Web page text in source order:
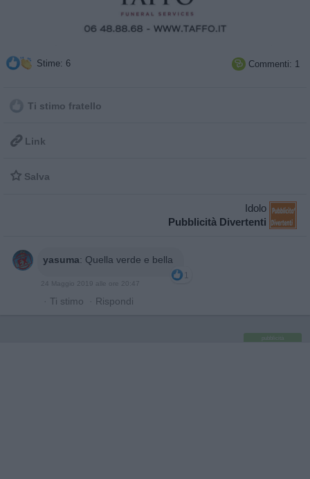
Stime: 6  Commenti: 1
Ti stimo fratello
 Link
 Salva
Idolo
Pubblicità Divertenti
yasuma: Quella verde e bella
1
24 Maggio 2019 alle ore 20:47
· Ti stimo · Rispondi
pubblicità